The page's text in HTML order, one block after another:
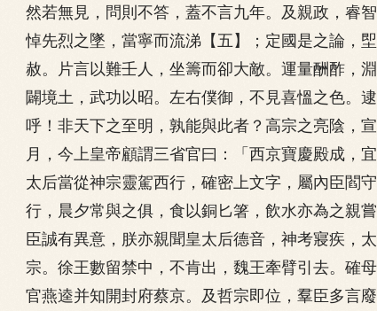
然若無見，問則不答，蓋不言九年。及親政，睿
悼先烈之墜，當寧而流涕【五】；定國是之論，
赦。片言以難壬人，坐籌而卻大敵。運量酬酢，
闢境土，武功以昭。左右僕御，不見喜慍之色。
呼！非天下之至明，孰能與此者？高宗之亮陰，
月，今上皇帝顧謂三省官曰：「西京寶慶殿成，
太后當從神宗靈駕西行，確密上文字，屬內臣閻
行，晨夕常與之俱，食以銅匕箸，飲水亦為之親
臣誠有異意，朕亦親聞皇太后德音，神考寢疾，
宗。徐王數留禁中，不肯出，魏王牽臂引去。確
官燕逵并知開封府蔡京。及哲宗即位，羣臣多言